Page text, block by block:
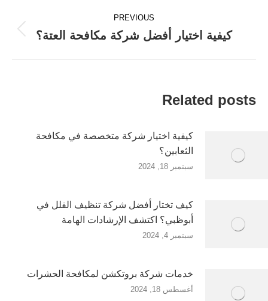
PREVIOUS
Previous
كيفية اختيار أفضل شركة مكافحة العتة؟
Related posts
كيفية اختيار شركة متخصصة في مكافحة
الثعابين؟
سبتمبر 18, 2024
كيف تختار أفضل شركة تنظيف الفلل في
أبوظبي؟ اكتشف الإرشادات الهامة
سبتمبر 4, 2024
خدمات شركة بروتكشن لمكافحة الحشرات
أغسطس 18, 2024